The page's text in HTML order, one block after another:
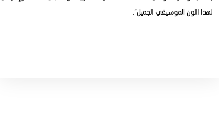
لهذا اللون الموسيقي الجميل”.